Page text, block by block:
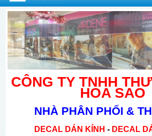
CÔNG TY TNHH
HOA SAO
NHÀ PHÂN PHỐI &
DECAL DÁN KÍNH - DECAL